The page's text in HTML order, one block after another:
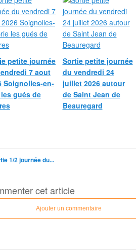
petite journée
7 aout
Soignolles-en-
gués de
Sortie petite journée
du vendredi 24
juillet 2026 autour
de Saint Jean de
Beauregard
1/2 journée du...
cet article
Ajouter un commentaire